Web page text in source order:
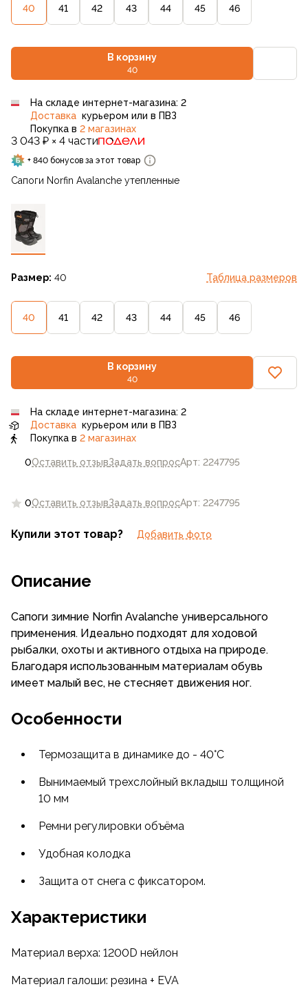
40 41 42 43 44 45 46
В корзину
40
0Оставить отзывЗадать вопросАрт: 2247795
На складе интернет-магазина: 2
Доставка курьером или в ПВЗ
Покупка в 2 магазинах
3 043 ₽ × 4 части
+ 840 бонусов за этот товар
Сапоги Norfin Avalanche утепленные
Размер: 40 Таблица размеров
40 41 42 43 44 45 46
В корзину
40
0Оставить отзывЗадать вопросАрт: 2247795
На складе интернет-магазина: 2
Доставка курьером или в ПВЗ
Покупка в 2 магазинах
Купили этот товар? Добавить фото
Описание
Сапоги зимние Norfin Avalanche универсального
применения. Идеально подходят для ходовой
рыбалки, охоты и активного отдыха на природе.
Благодаря использованным материалам обувь
имеет малый вес, не стесняет движения ног.
Особенности
Термозащита в динамике до - 40°С
Вынимаемый трехслойный вкладыш толщиной
10 мм
Ремни регулировки объёма
Удобная колодка
Защита от снега с фиксатором.
Характеристики
Материал верха: 1200D нейлон
Материал галоши: резина + EVA